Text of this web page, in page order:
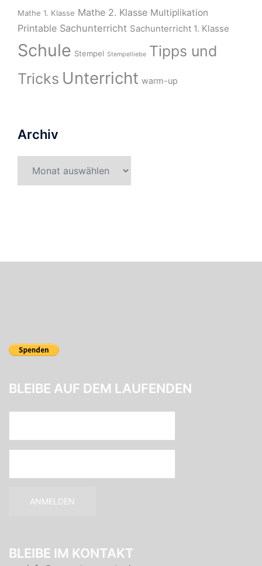
Mathe 1. Klasse Mathe 2. Klasse Multiplikation
Printable Sachunterricht Sachunterricht 1. Klasse
Schule Stempel Stempelliebe Tipps und
Tricks Unterricht warm-up
Archiv
BLEIBE AUF DEM LAUFENDEN
BLEIBE IM KONTAKT